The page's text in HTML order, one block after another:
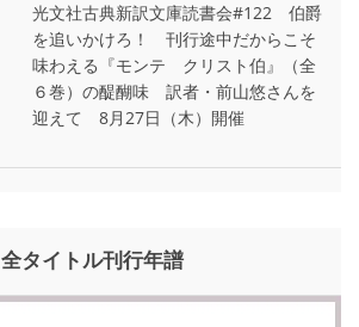
光文社古典新訳文庫読書会#122 伯爵
を追いかけろ！ 刊行途中だからこそ
味わえる『モンテ゠クリスト伯』（全
６巻）の醍醐味 訳者・前山悠さんを
迎えて 8月27日（木）開催
全タイトル刊行年譜